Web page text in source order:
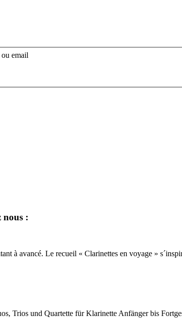
email
nous :
à avancé. Le recueil « Clarinettes en voyage »
Trios und Quartette für Klarinette Anfänger bis